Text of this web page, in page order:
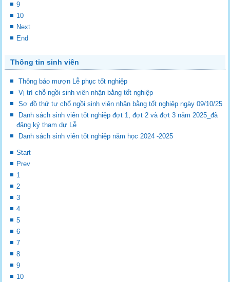
9
10
Next
End
Thông tin sinh viên
Thông báo mượn Lễ phục tốt nghiệp
Vị trí chỗ ngồi sinh viên nhận bằng tốt nghiệp
Sơ đồ thứ tự chổ ngồi sinh viên nhận bằng tốt nghiệp ngày 09/10/25
Danh sách sinh viên tốt nghiệp đợt 1, đợt 2 và đợt 3 năm 2025_đã
đăng ký tham dự Lễ
Danh sách sinh viên tốt nghiệp năm học 2024 -2025
Start
Prev
1
2
3
4
5
6
7
8
9
10